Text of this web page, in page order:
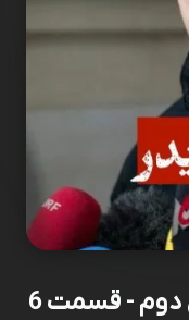
- قسمت 6